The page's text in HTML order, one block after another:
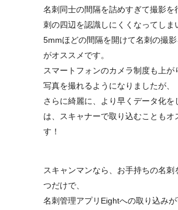
名刺同士の間隔を詰めすぎて撮影を
刺の四辺を認識しにくくなってしま
5mmほどの間隔を開けて名刺の撮影
がオススメです。
スマートフォンのカメラ制度も上が
写真を撮れるようになりましたが、
さらに綺麗に、より早くデータ化を
は、スキャナーで取り込むこともオ
す！
スキャンマンなら、お手持ちの名刺
つだけで、
名刺管理アプリEightへの取り込みが